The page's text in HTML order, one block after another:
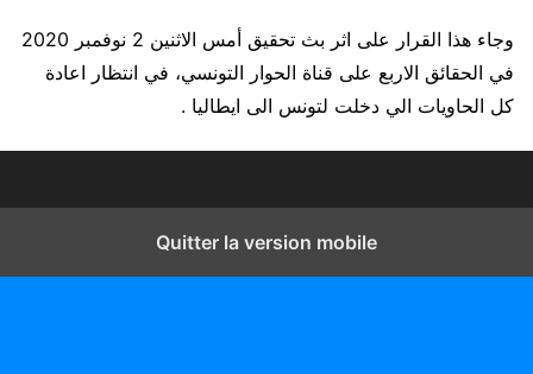
وجاء هذا القرار على اثر بث تحقيق أمس الاثنين 2 نوفمبر 2020
في الحقائق الاربع على قناة الحوار التونسي، في انتظار اعادة
كل الحاويات الي دخلت لتونس الى ايطاليا .
Quitter la version mobile